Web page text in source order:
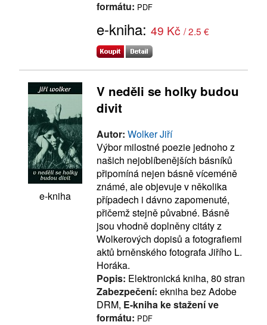
formátu: PDF
e-kniha: 49 Kč / 2.5 €
e-kniha
V neděli se holky budou
divit
Autor: Wolker Jiří
Výbor milostné poezie jednoho z
našich nejoblíbenějších básníků
připomíná nejen básně víceméně
známé, ale objevuje v několika
případech i dávno zapomenuté,
přičemž stejně půvabné. Básně
jsou vhodně doplněny citáty z
Wolkerových dopisů a fotografiemi
aktů brněnského fotografa Jiřího L.
Horáka.
Popis: Elektronická kniha, 80 stran
Zabezpečení: ekniha bez Adobe
DRM, E-kniha ke stažení ve
formátu: PDF